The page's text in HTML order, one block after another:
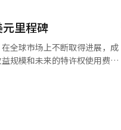
药物“雷克拉”的海外销售和
在北美市场的扩展；SK生物
因胃食管反流病新药“凯
技术费流入，年营业利润将
约3亿美元的销售。SK生物
额抵消了这一影响，整体盈利
里程碑
全球市场上不断取得进展，成
规模和未来的特许权使用费预
步产生。 具体而言，
三期用药启动6500万美元